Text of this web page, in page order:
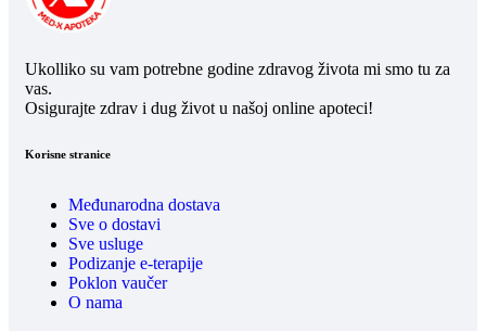
Ukolliko su vam potrebne godine zdravog života mi smo tu za
vas.
Osigurajte zdrav i dug život u našoj online apoteci!
Korisne stranice
Međunarodna dostava
Sve o dostavi
Sve usluge
Podizanje e-terapije
Poklon vaučer
O nama